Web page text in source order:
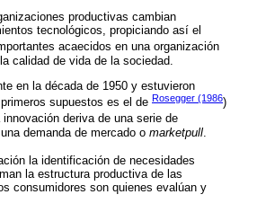
productivas cambian
tecnológicos, propiciando así el
acaecidos en una organización
calidad de vida de la sociedad.
en la década de 1950 y estuvieron
supuestos es el de Rosegger (1986)
innovación deriva de una serie de
demanda de mercado o marketpull
la identificación de necesidades
la estructura productiva de las
consumidores son quienes evalúan y